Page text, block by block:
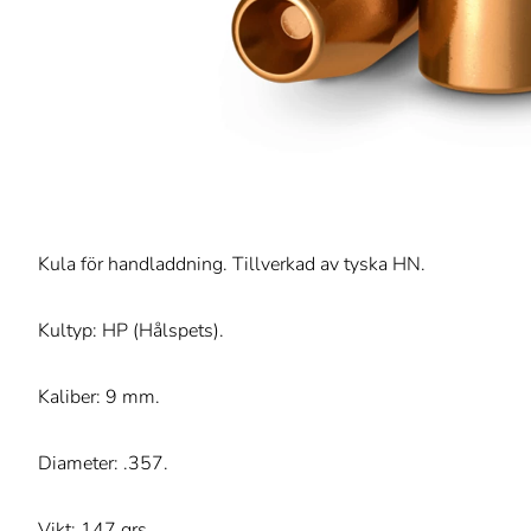
Kula för handladdning. Tillverkad av tyska HN.
Kultyp: HP (Hålspets).
Kaliber: 9 mm.
Diameter: .357.